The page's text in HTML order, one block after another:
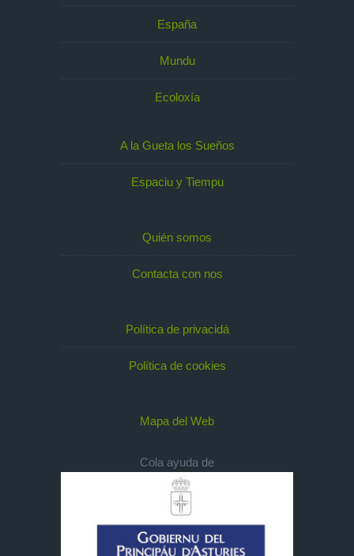
España
Mundu
Ecoloxía
A la Gueta los Sueños
Espaciu y Tiempu
Quién somos
Contacta con nos
Política de privacidá
Política de cookies
Mapa del Web
Cola ayuda de